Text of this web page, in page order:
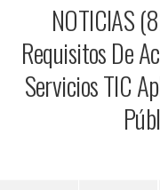
NOTICIAS
Requisitos De
Servicios TIC